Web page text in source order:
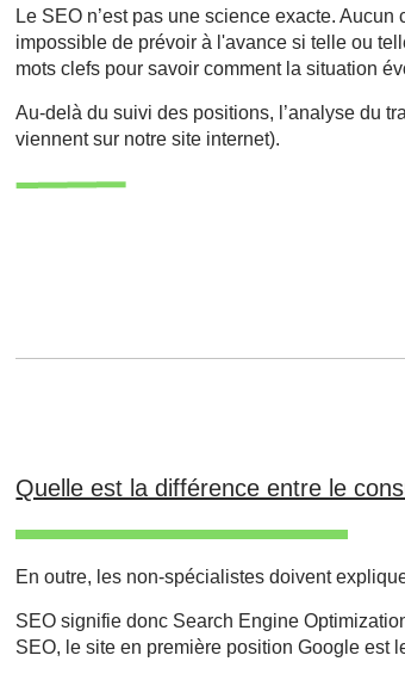
Le SEO n’est pas une science exacte.
impossible de prévoir à l'avance si telle ou
mots clefs pour savoir comment la situation
Au-delà du suivi des positions, l’analyse du
viennent sur notre site internet).
Quelle est la différence entre le
En outre, les non-spécialistes doivent
SEO signifie donc Search Engine
SEO, le site en première position Google est